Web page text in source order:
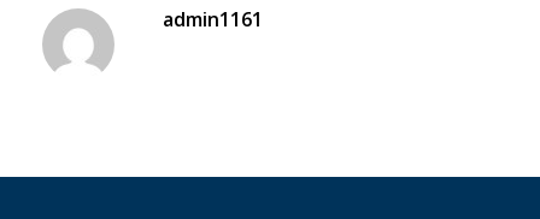
admin1161